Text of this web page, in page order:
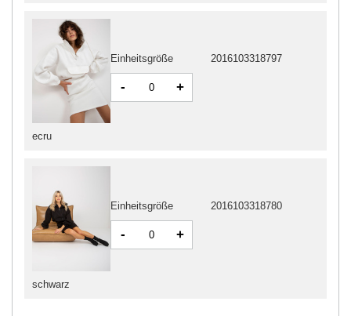
ecru
Einheitsgröße 2016103318797
- +
schwarz
Einheitsgröße 2016103318780
- +